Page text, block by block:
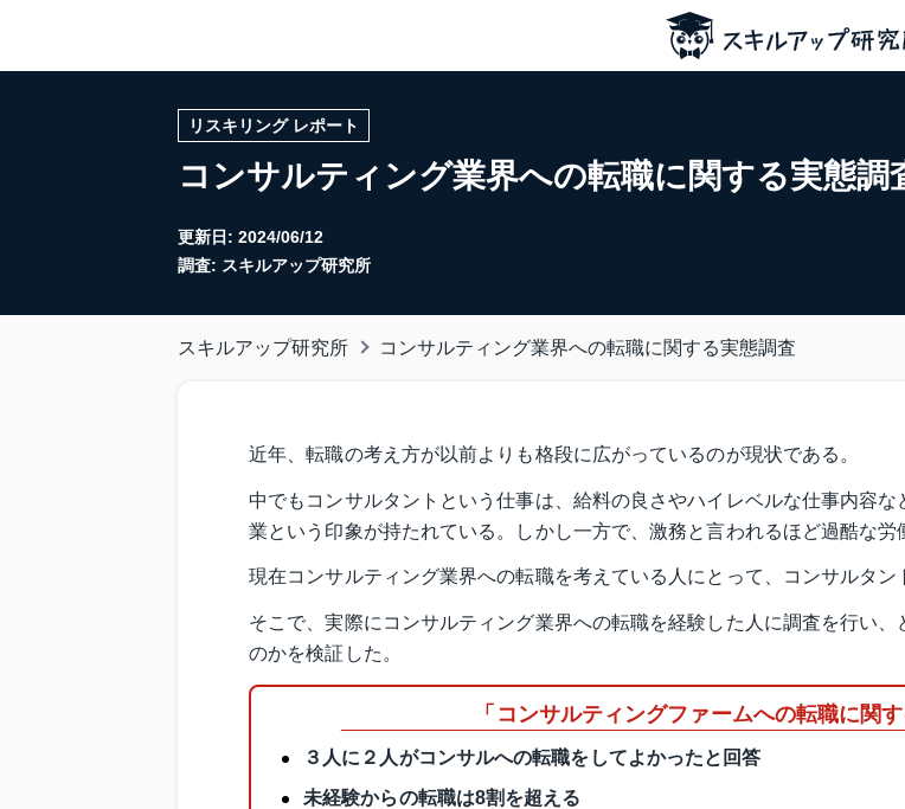
リスキリング レポート
コンサルティング業界への転職に関する実態調
更新日: 2024/06/12
調査: スキルアップ研究所
スキルアップ研究所 コンサルティング業界への転職に関する実態調査
近年、転職の考え方が以前よりも格段に広がっているのが現状である。
中でもコンサルタントという仕事は、給料の良さやハイレベルな仕事内容
業という印象が持たれている。しかし一方で、激務と言われるほど過酷な労
現在コンサルティング業界への転職を考えている人にとって、コンサルタン
そこで、実際にコンサルティング業界への転職を経験した人に調査を行い
のかを検証した。
「コンサルティングファームへの転職に関
３人に２人がコンサルへの転職をしてよかったと回答
未経験からの転職は8割を超える